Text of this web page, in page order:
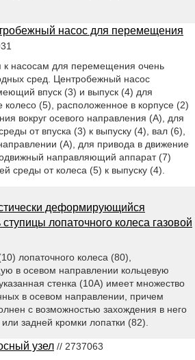
насос для перемещения
к насосам для перемещения очень
сред. Центробежный насос
впуск (3) и выпуск (4) для
колесо (5), расположенное в корпусе (2)
вокруг осевого направления (А), для
от впуска (3) к выпуску (4), вал (6),
(А), для привода в движение
направляющий аппарат (7)
среды от колеса (5) к выпуску (4).
деформирующийся
лопаточного колеса газовой
лопаточного колеса (80),
в осевом направлении кольцевую
стенка (10А) имеет множество
в осевом направлении, причем
с возможностью захождения в него
задней кромки лопатки (82).
узел // 2737063